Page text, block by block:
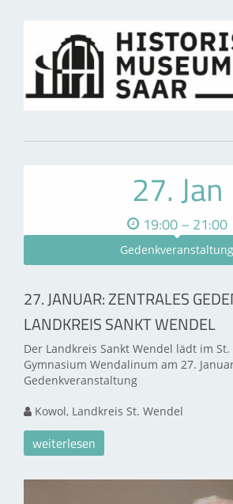
27. Jan
19:00 – 21:00
Gedenkveranstaltung
27. JANUAR: ZENTRALES
LANDKREIS SANKT WENDEL
Der Landkreis Sankt Wendel lädt im
Gymnasium Wendalinum am 27.
Gedenkveranstaltung
Kowol, Landkreis St. Wendel
weiterlesen